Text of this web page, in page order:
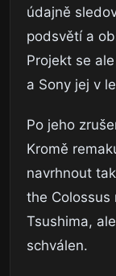
údajně
podsvětí a
Projekt se
a Sony jej v
Po jeho
Kromě
navrhnout
the
Tsushima,
schválen.